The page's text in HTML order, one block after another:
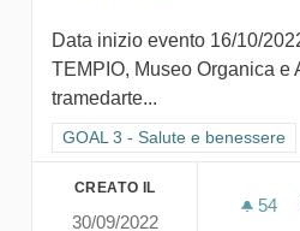
Data inizio evento 16/10/
TEMPIO, Museo Organica e
tramedarte...
Filtra i risultati per categoria:
GOAL 3 - Salute e benessere
CREATO IL
30/09/2022
54